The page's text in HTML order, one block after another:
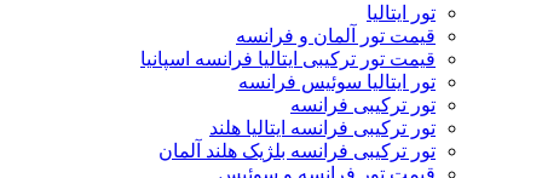
تور ایتالیا
قیمت تور آلمان و فرانسه
قیمت تور ترکیبی ایتالیا فرانسه اسپانیا
تور ایتالیا سوئیس فرانسه
تور ترکیبی فرانسه
تور ترکیبی فرانسه ایتالیا هلند
تور ترکیبی فرانسه بلژیک هلند آلمان
قیمت تور فرانسه و سوئیس